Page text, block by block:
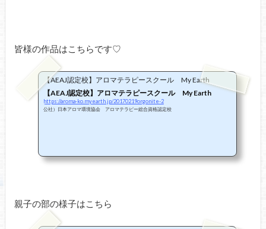
皆様の作品はこちらです♡
【AEAJ認定校】アロマテラピースクール My Earth
【AEAJ認定校】アロマテラピースクール My Earth
https://aroma-ko.myearth.jp/20170219orgonite-2
公社）日本アロマ環境協会 アロマテラピー総合資格認定校
親子の部の様子はこちら